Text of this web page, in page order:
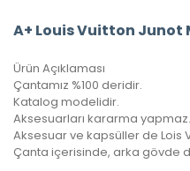
Ürün Açıklaması
Çantamız %100 deridir.
Katalog modelidir.
Aksesuarları kararma yapmaz.
Aksesuar ve kapsüller de Lois
Çanta içerisinde, arka gövde